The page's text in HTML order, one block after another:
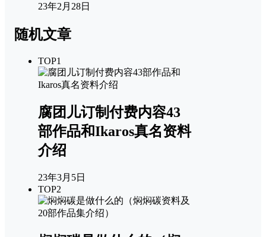
23年2月28日
随机文章
TOP1
腐团儿订制付费内容43
部作品和Ikaros真名资料
介绍
23年3月5日
TOP2